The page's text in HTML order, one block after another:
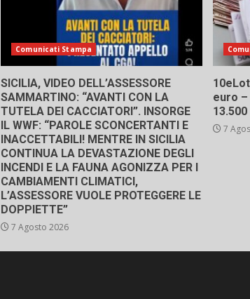
Comunicati Stampa
SICILIA, VIDEO DELL’ASSESSORE
SAMMARTINO: “AVANTI CON LA
TUTELA DEI CACCIATORI”. INSORGE
IL WWF: “PAROLE SCONCERTANTI E
INACCETTABILI! MENTRE IN SICILIA
CONTINUA LA DEVASTAZIONE DEGLI
INCENDI E LA FAUNA AGONIZZA PER I
CAMBIAMENTI CLIMATICI,
L’ASSESSORE VUOLE PROTEGGERE LE
DOPPIETTE”
7 Agosto 2026
euro
7